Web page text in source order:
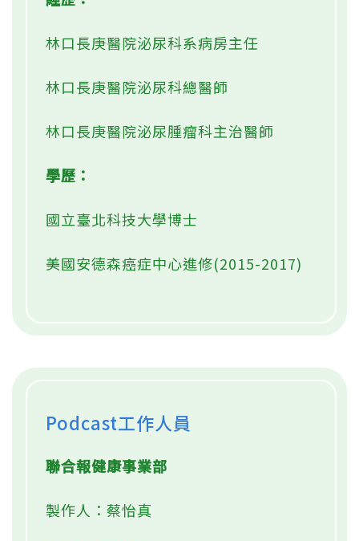
林口長庚醫院泌尿科系病房主任
林口長庚醫院泌尿科總醫師
林口長庚醫院泌尿腫瘤科主治醫師
學歷：
國立臺北科技大學博士
美國安德森癌症中心進修(2015-2017)
Podcast工作人員
聯合報健康事業部
製作人：蔡怡真